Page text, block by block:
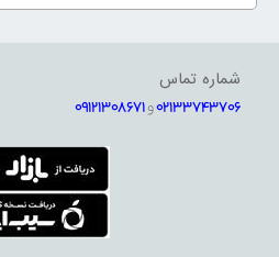
شماره تماس
02133743706و09121308671